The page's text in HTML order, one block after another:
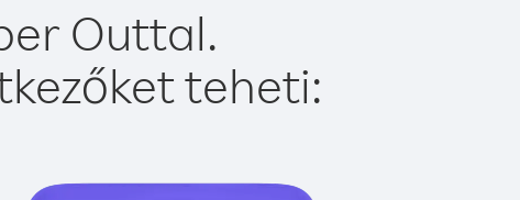
Outtal.
teheti: